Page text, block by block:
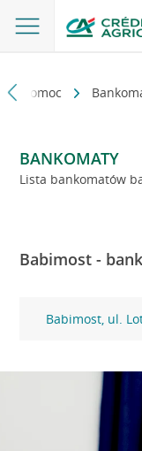
i pomoc
BANKOMATY
Lista bankomatów
Babimost -
Babimost, ul.